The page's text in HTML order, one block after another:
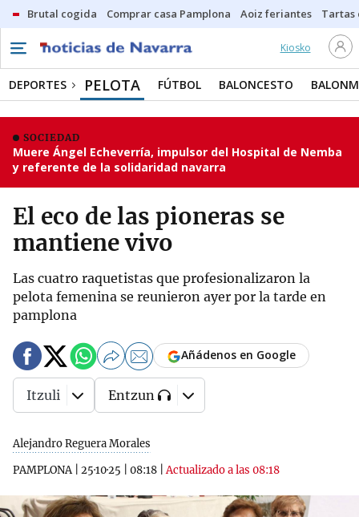
Brutal cogida Comprar casa Pamplona Aoiz feriantes Tartas
Kiosko
DEPORTES PELOTA FÚTBOL BALONCESTO
SOCIEDAD
Muere Ángel Echeverría, impulsor del Hospital de Nemba
y referente de la solidaridad navarra
El eco de las pioneras se
mantiene vivo
Las cuatro raquetistas que profesionalizaron la
pelota femenina se reunieron ayer por la tarde en
pamplona
Alejandro Reguera Morales
PAMPLONA| 25·10·25 08:18 |Actualizado a las 08:18
Añádenos en Google
Itzuli Entzun